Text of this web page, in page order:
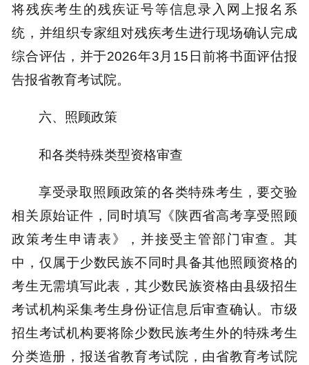
将残疾考生的残疾证号等信息录入网上报名系
统，并组织专家组对残疾考生进行现场确认完成
综合评估，并于2026年3月15日前将书面评估报
告报省教育考试院。
六、照顾政策
和各类特殊类型资格审查
享受录取照顾政策的各类特殊考生，要交验
相关原始证件，同时填写《陕西省高考享受照顾
政策考生申请表》，并接受主管部门审查。其
中，仅属于少数民族不同时具备其他照顾资格的
考生无需填写此表，其少数民族资格由县级招生
考试机构采集考生身份证信息后审查确认。市级
招生考试机构要将除少数民族考生外的特殊考生
分类造册，报送省教育考试院，由省教育考试院